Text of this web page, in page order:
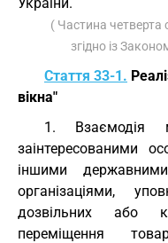
( Частина четверта
згідно із
Стаття 33-1.
вікна"
1. Взаємодія
заінтересованими
іншими
організаціями,
дозвільних або
переміщення